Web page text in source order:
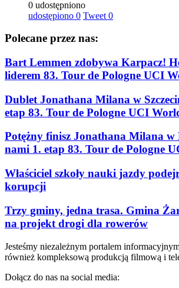
0 udostępniono
udostępiono 0 Tweet 0
Polecane przez nas:
Bart Lemmen zdobywa Karpacz!
liderem 83. Tour de Pologne UCI
Dublet Jonathana Milana w
etap 83. Tour de Pologne UCI
Potężny finisz Jonathana Milana w
nami 1. etap 83. Tour de Pologne
Właściciel szkoły nauki jazdy
korupcji
Trzy gminy, jedna trasa. Gmina
na projekt drogi dla rowerów
Jesteśmy niezależnym portalem
również kompleksową produkcją filmową i
Dołącz do nas na social media: